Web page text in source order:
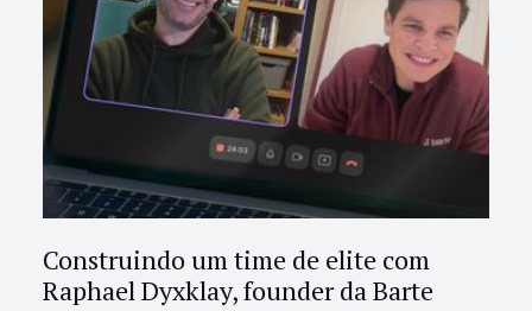
Construindo um time de elite com
Raphael Dyxklay, founder da Barte